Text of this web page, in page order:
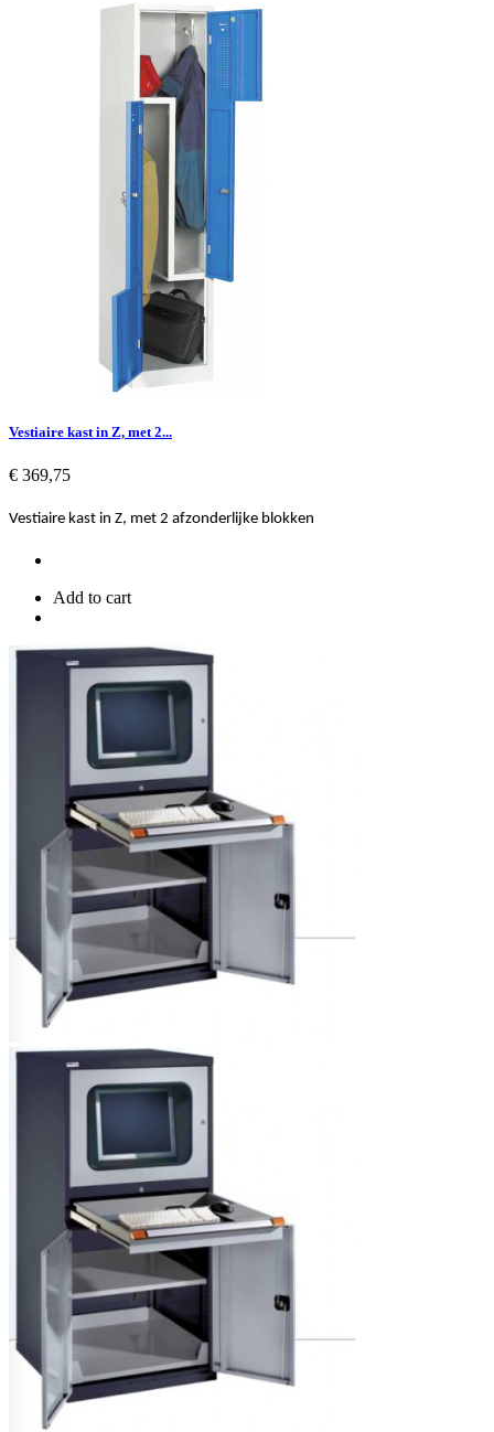
Vestiaire kast in Z, met 2...
Prijs
€ 369,75
Vestiaire kast in Z, met 2 afzonderlijke blokken
Add to cart